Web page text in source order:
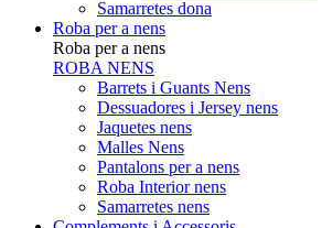
Samarretes dona
Roba per a nens
Roba per a nens
ROBA NENS
Barrets i Guants Nens
Dessuadores i Jersey nens
Jaquetes nens
Malles Nens
Pantalons per a nens
Roba Interior nens
Samarretes nens